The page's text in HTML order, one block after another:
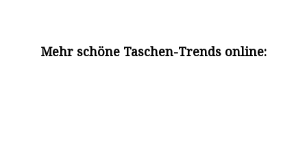
Mehr schöne Taschen-Trends online: